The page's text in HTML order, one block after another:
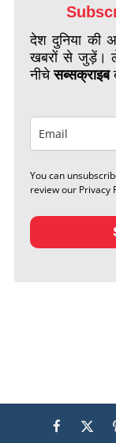
देश दुनिया की
खबरों से जुड़ें।
नीचेसब्सक्राइब
You can
review our Privacy
Facebook
X